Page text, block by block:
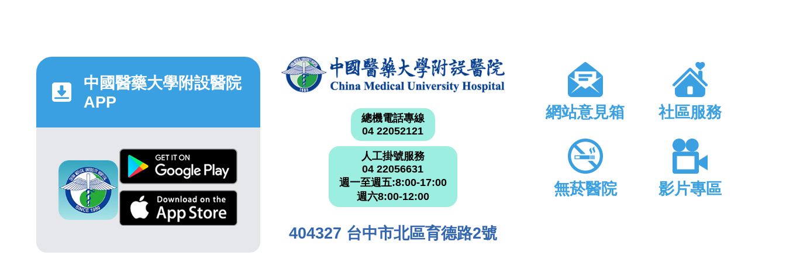
中國醫藥大學附設醫院
APP
總機電話專線
04 22052121
人工掛號服務
04 22056631
週一至週五:8:00-17:00
週六8:00-12:00
404327 台中市北區育德路2號
網站意見箱 社區服務
無菸醫院 影片專區